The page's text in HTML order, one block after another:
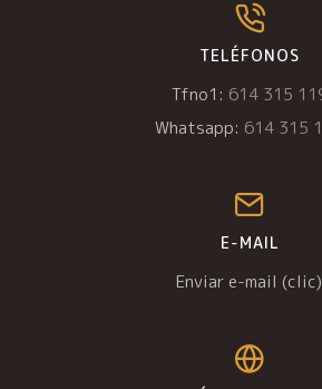
TELÉFONOS
Tfno1: 614 315
Whatsapp: 614 315
E-MAIL
Enviar e-mail (clic)